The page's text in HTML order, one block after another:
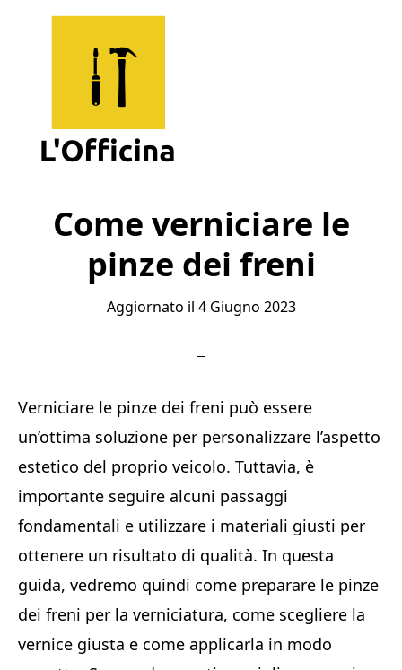
Come verniciare le
pinze dei freni
Aggiornato il 4 Giugno 2023
Verniciare le pinze dei freni può essere
un’ottima soluzione per personalizzare l’aspetto
estetico del proprio veicolo. Tuttavia, è
importante seguire alcuni passaggi
fondamentali e utilizzare i materiali giusti per
ottenere un risultato di qualità. In questa
guida, vedremo quindi come preparare le pinze
dei freni per la verniciatura, come scegliere la
vernice giusta e come applicarla in modo